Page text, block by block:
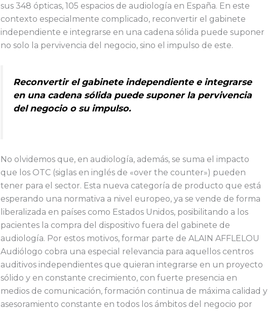
sus 348 ópticas, 105 espacios de audiología en España. En este
contexto especialmente complicado, reconvertir el gabinete
independiente e integrarse en una cadena sólida puede suponer
no solo la pervivencia del negocio, sino el impulso de este.
Reconvertir el gabinete independiente e integrarse
en una cadena sólida puede suponer la pervivencia
del negocio o su impulso.
No olvidemos que, en audiología, además, se suma el impacto
que los OTC (siglas en inglés de «over the counter») pueden
tener para el sector. Esta nueva categoría de producto que está
esperando una normativa a nivel europeo, ya se vende de forma
liberalizada en países como Estados Unidos, posibilitando a los
pacientes la compra del dispositivo fuera del gabinete de
audiología. Por estos motivos, formar parte de ALAIN AFFLELOU
Audiólogo cobra una especial relevancia para aquellos centros
auditivos independientes que quieran integrarse en un proyecto
sólido y en constante crecimiento, con fuerte presencia en
medios de comunicación, formación continua de máxima calidad y
asesoramiento constante en todos los ámbitos del negocio por